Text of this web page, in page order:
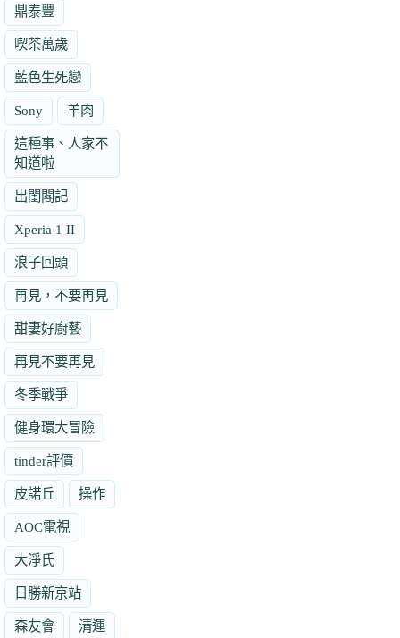
鼎泰豐
喫茶萬歲
藍色生死戀
Sony 羊肉
這種事、人家不
知道啦
出閨閣記
Xperia 1 II
浪子回頭
再見，不要再見
甜妻好廚藝
再見不要再見
冬季戰爭
健身環大冒險
tinder評價
皮諾丘 操作
AOC電視
大淨氏
日勝新京站
森友會 清運